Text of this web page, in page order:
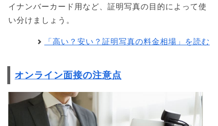
イナンバーカード用など、証明写真の目的によって使
い分けましょう。
「高い？安い？証明写真の料金相場」を読む
オンライン面接の注意点